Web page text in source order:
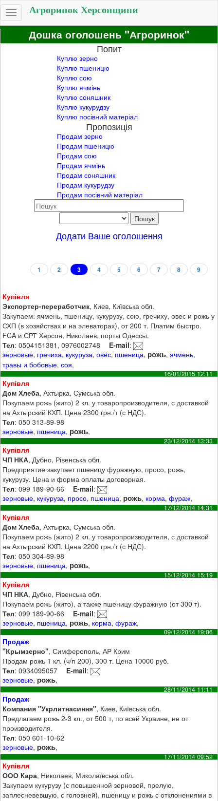
Toggle
navigation
Агроринок Херсонщини
Дошка оголошень "Агроринок"
Попит
Куплю зерно
Куплю пшеницю
Куплю сою
Куплю ячмінь
Куплю соняшник
Куплю кукурудзу
Куплю посівний матеріал
Пропозиція
Продам зерно
Продам пшеницю
Продам сою
Продам ячмінь
Продам соняшник
Продам кукурудзу
Продам посівний матеріал
Додати Ваше оголошення
1 2 3 4 5 6 7 8 9
Купівля
Экспортер-переработчик, Киев, Київська обл.
Закупаем: ячмень, пшеницу, кукурузу, сою, гречиху, овес и рожь у
СХП (в хозяйствах и на элеваторах), от 200 т. Платим быстро.
FCA и СРТ Херсон, Николаев, порты Одессы.
Тел: 0504151381, 0976002748 E-mail:
зерновые, гречиха, кукуруза,овёс, пшеница, рожь,ячмень,
травы и бобовые,соя,
16/01/2015 12:11
Купівля
Дом Хлеба, Ахтырка, Сумська обл.
Покупаем рожь (жито) 2 кл. у товаропроизводителя, с доставкой
на Ахтырский КХП. Цена 2300 грн./т (с НДС).
Тел: 050 313-89-98
зерновые, пшеница, рожь,
23/12/2014 13:33
Купівля
ЧП НКА, Дубно, Рівенська обл.
Предприятие закупает пшеницу фуражную, просо, рожь,
кукурузу. Цена и форма оплаты договорная.
Тел: 099 189-90-66 E-mail:
зерновые, кукуруза, просо, пшеница, рожь, корма,фураж,
17/12/2014 14:31
Купівля
Дом Хлеба, Ахтырка, Сумська обл.
Покупаем рожь (жито) 2 кл. у товаропроизводителя, с доставкой
на Ахтырский КХП. Цена 2200 грн./т (с НДС).
Тел: 050 304-89-98
зерновые, пшеница, рожь,
15/12/2014 15:19
Купівля
ЧП НКА, Дубно, Рівенська обл.
Покупаем рожь (жито), а также пшеницу фуражную (от 300 т).
Тел: 099 189-90-66 E-mail:
зерновые, пшеница, рожь, корма,фураж,
09/12/2014 19:06
Продаж
"Крымзерно", Симферополь, АР Крим
Продам рожь 1 кл. (ч/п 200), 300 т. Цена 10000 руб.
Тел: 0934095057 E-mail:
зерновые, рожь,
28/11/2014 11:11
Продаж
Компания "Укрлитнасиння", Киев, Київська обл.
Предлагаем рожь 2-3 кл., от 500 т, по всей Украине, не от
производителя.
Тел: 050 601-10-62
зерновые, рожь,
17/11/2014 09:52
Купівля
ООО Кара, Николаев, Миколаївська обл.
Закупаем кукурузу (с повышенной зерновой, прелую,
заплесневевшую, с головней), пшеницу и рожь с отклонениями в